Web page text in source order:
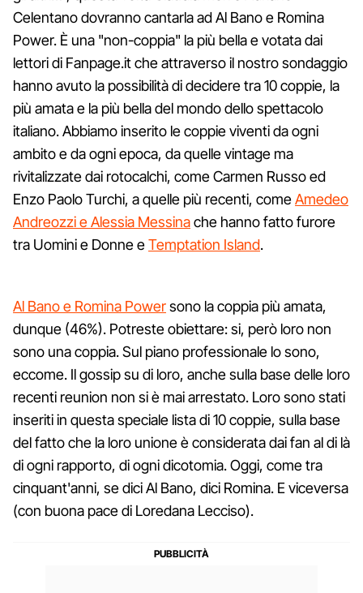
Celentano dovranno cantarla ad Al Bano e Romina
Power. È una "non-coppia" la più bella e votata dai
lettori di Fanpage.it che attraverso il nostro sondaggio
hanno avuto la possibilità di decidere tra 10 coppie, la
più amata e la più bella del mondo dello spettacolo
italiano. Abbiamo inserito le coppie viventi da ogni
ambito e da ogni epoca, da quelle vintage ma
rivitalizzate dai rotocalchi, come Carmen Russo ed
Enzo Paolo Turchi, a quelle più recenti, comeAmedeo
Andreozzi e Alessia Messinache hanno fatto furore
tra Uomini e Donne eTemptation Island.
Al Bano e Romina Powersono la coppia più amata,
dunque (46%). Potreste obiettare: si, però loro non
sono una coppia. Sul piano professionale lo sono,
eccome. Il gossip su di loro, anche sulla base delle loro
recenti reunion non si è mai arrestato. Loro sono stati
inseriti in questa speciale lista di 10 coppie, sulla base
del fatto che la loro unione è considerata dai fan al di là
di ogni rapporto, di ogni dicotomia. Oggi, come tra
cinquant'anni, se dici Al Bano, dici Romina. E viceversa
(con buona pace di Loredana Lecciso).